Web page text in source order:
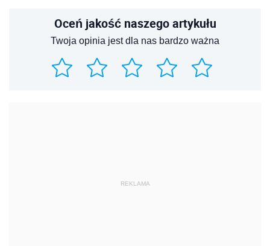
Oceń jakość naszego artykułu
Twoja opinia jest dla nas bardzo ważna
REKLAMA